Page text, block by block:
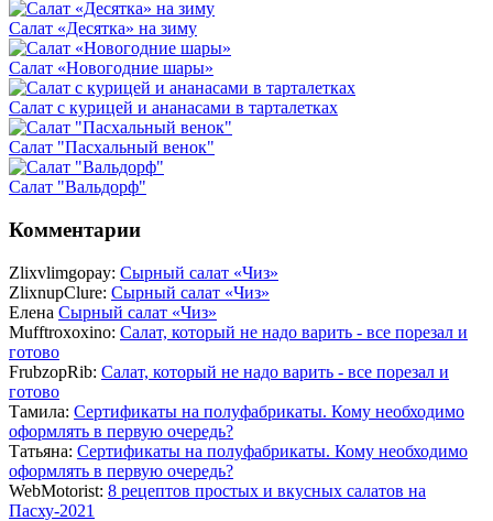
Салат «Десятка» на зиму
Салат «Новогодние шары»
Салат с курицей и ананасами в тарталетках
Салат "Пасхальный венок"
Салат "Вальдорф"
Комментарии
Zlixvlimgopay: Сырный салат «Чиз»
ZlixnupClure: Сырный салат «Чиз»
Елена Сырный салат «Чиз»
Mufftroxoxino: Салат, который не надо варить - все порезал и
готово
FrubzopRib: Салат, который не надо варить - все порезал и
готово
Тамила: Сертификаты на полуфабрикаты. Кому необходимо
оформлять в первую очередь?
Татьяна: Сертификаты на полуфабрикаты. Кому необходимо
оформлять в первую очередь?
WebMotorist: 8 рецептов простых и вкусных салатов на
Пасху-2021